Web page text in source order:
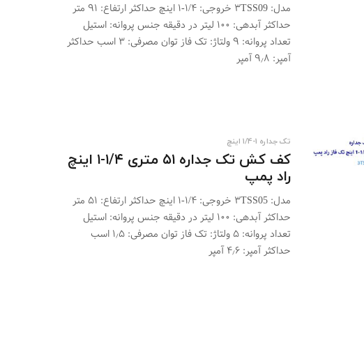
مدل: ۳TSS09 خروجی: ۱/۴-۱ اینچ حداکثر ارتفاع: ۹۱ متر
حداکثر آبدهی: ۱۰۰ لیتر در دقیقه جنس پروانه: استیل
تعداد پروانه: ۹ ولتاژ: تک فاز توان مصرفی: ۳ اسب حداکثر
آمپر: ۹٫۸ آمپر
تک جداره 1-1/4 اینچ
کف کش تک جداره ۵۱ متری ۱/۴-۱ اینچ
راد پمپ
مدل: ۳TSS05 خروجی: ۱/۴-۱ اینچ حداکثر ارتفاع: ۵۱ متر
حداکثر آبدهی: ۱۰۰ لیتر در دقیقه جنس پروانه: استیل
تعداد پروانه: ۵ ولتاژ: تک فاز توان مصرفی: ۱٫۵ اسب
حداکثر آمپر: ۴٫۶ آمپر